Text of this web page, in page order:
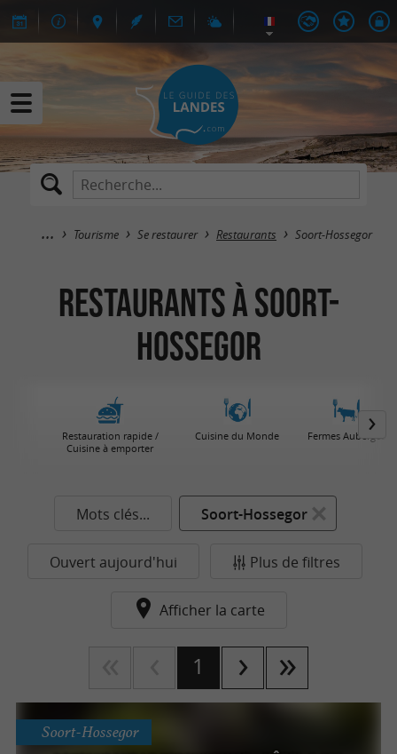
Tourisme Se restaurer Restaurants Soort-Hossegor
Restaurants à Soort-
Hossegor
Restauration rapide /
Cuisine à emporter
Cuisine du Monde Fermes Auberges
Mots clés... Soort-Hossegor
Ouvert aujourd'hui Plus de filtres
Afficher la carte
1
Soort-Hossegor